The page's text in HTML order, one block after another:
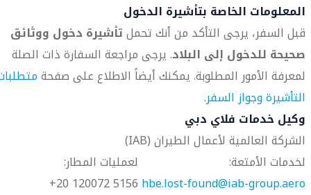
المعلومات الخاصة بتأشيرة الدخول
قبل السفر، يرجى التأكد من أنك تحملتأشيرة دخول ووثائق
صحيحة للدخول إلى البلاد. يرجى مراجعة السفارة ذات الصلة
لمعرفة الأمور المطلوبة. يمكنك أيضاً الاطلاع على صفحة
التأشيرة وجواز السفر.
وكيل خدمات فلاي دبي
الشركة العالمية لأعمال الطيران (IAB)
لخدمات الأمتعة:
hbe.lost-found@iab-group.aero
لعمليات المطار:
5156 120072 20+